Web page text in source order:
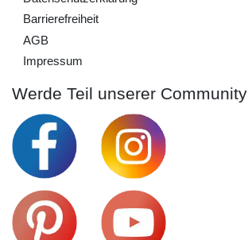
Barrierefreiheit
AGB
Impressum
Werde Teil unserer Community